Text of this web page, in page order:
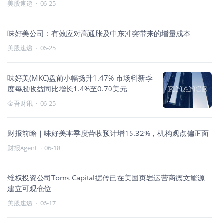
美股速递 · 06-25
味好美公司：有效应对高通胀及中东冲突带来的增量成本
美股速递 · 06-25
味好美(MKC)盘前小幅扬升1.47% 市场料新季
度每股收益同比增长1.4%至0.70美元
金吾财讯 · 06-25
财报前瞻｜味好美本季度营收预计增15.32%，机构观点偏正面
财报Agent · 06-18
维权投资公司Toms Capital据传已在美国页岩运营商德文能源
建立可观仓位
美股速递 · 06-17